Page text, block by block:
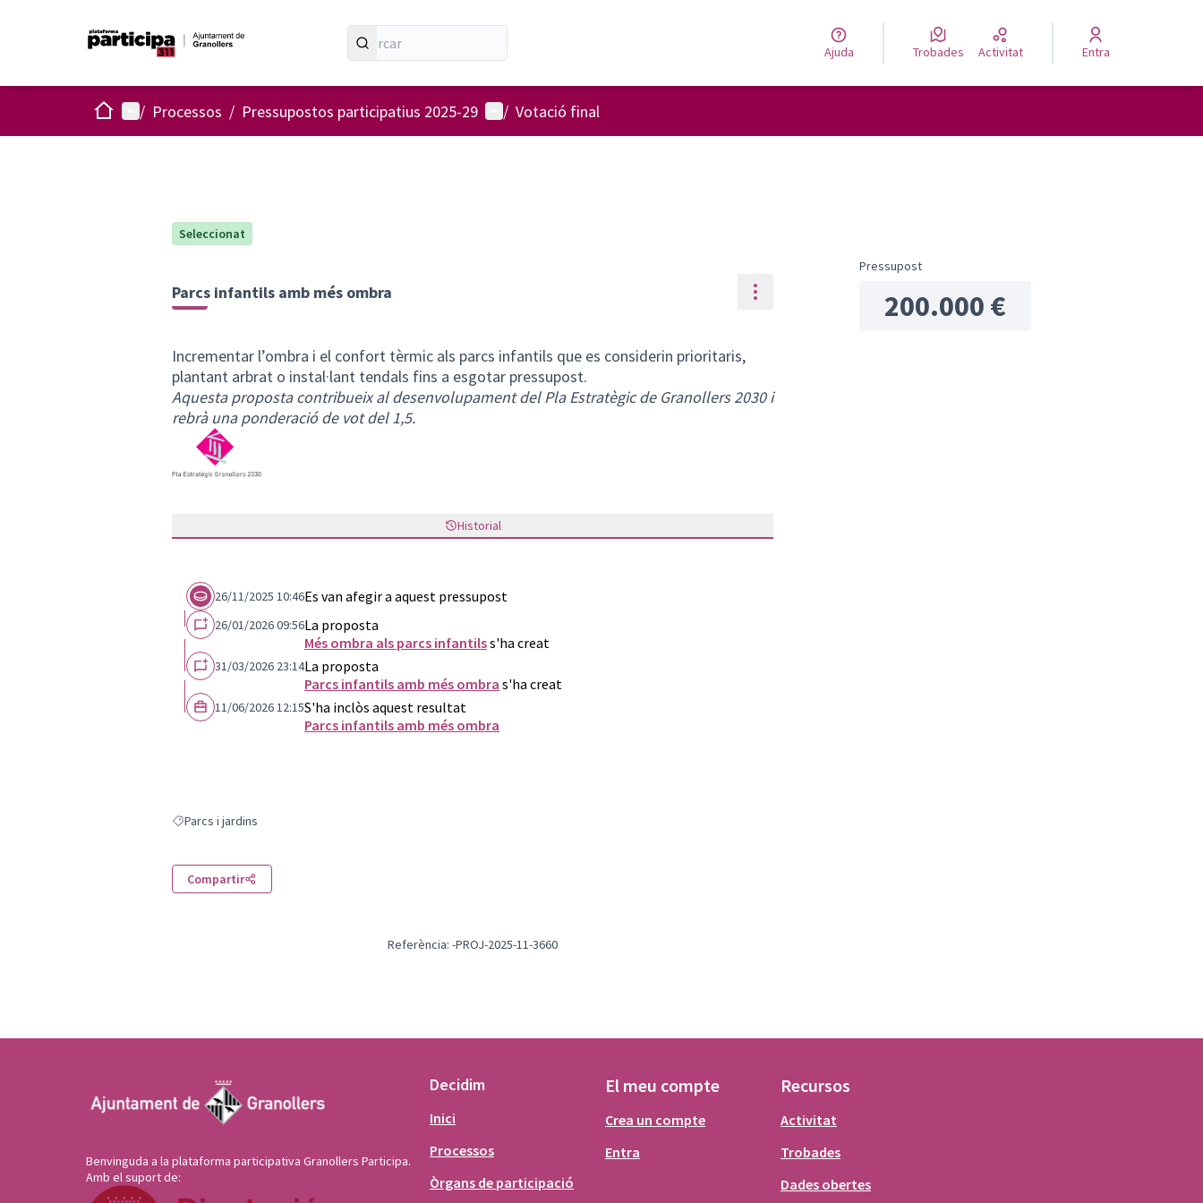
Ajuda Trobades Activitat Entra
Inici Menú principal
/ Processos / Pressupostos participatius 2025-29 Menú d'usuari
/ Votació final
Seleccionat
Parcs infantils amb més ombra Controls de recursos
Incrementar l’ombra i el confort tèrmic als parcs infantils que es considerin prioritaris,
plantant arbrat o instal·lant tendals fins a esgotar pressupost.
Aquesta proposta contribueix al desenvolupament del Pla Estratègic de Granollers 2030 i
rebrà una ponderació de vot del 1,5.
Historial
26/11/2025 10:46Es van afegir a aquest pressupost
26/01/2026 09:56La proposta
Més ombra als parcs infantilss'ha creat
31/03/2026 23:14La proposta
Parcs infantils amb més ombra s'ha creat
11/06/2026 12:15S'ha inclòs aquest resultat
Parcs infantils amb més ombra
Resultats en filtrar per: Parcs i jardins
Parcs i jardins
Compartir
Pressupost
200.000 €
Referència: -PROJ-2025-11-3660
Benvinguda a la plataforma participativa Granollers Participa.
Amb el suport de:
Decidim
Inici
Processos
Òrgans de participació
El meu compte
Crea un compte
Entra
Recursos
Activitat
Trobades
Dades obertes